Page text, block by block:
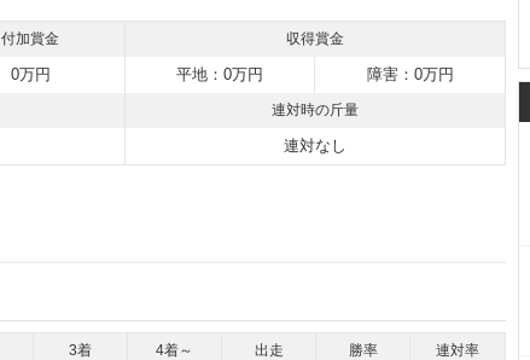
付加賞金 収得賞金
0万円 平地：0万円 障害：0万円
連対時の斤量
連対なし
3着 4着～ 出走 勝率 連対率